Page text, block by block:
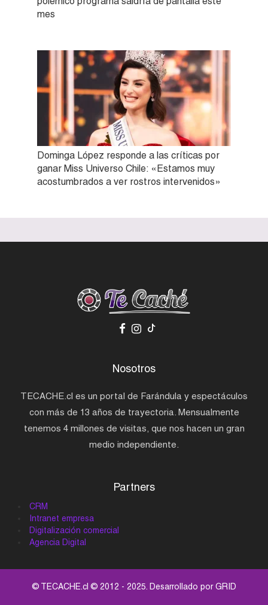
mes
Dominga López responde a las críticas por
ganar Miss Universo Chile: «Estamos muy
acostumbrados a ver rostros intervenidos»
Nosotros
TECACHE.cl es un portal de Farándula y espectáculos
con más de 13 años de trayectoria. Mensualmente
tenemos 4 millones de visitas, que nos hacen un gran
medio independiente.
Partners
CRM
Intranet empresa
Digitalización comercial
Agencia Digital
© TECACHE.cl © 2012 - 2025. Desarrollado porGRID